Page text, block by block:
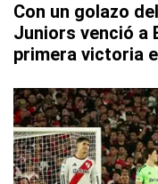
Con un golazo
Juniors venció a
primera victoria